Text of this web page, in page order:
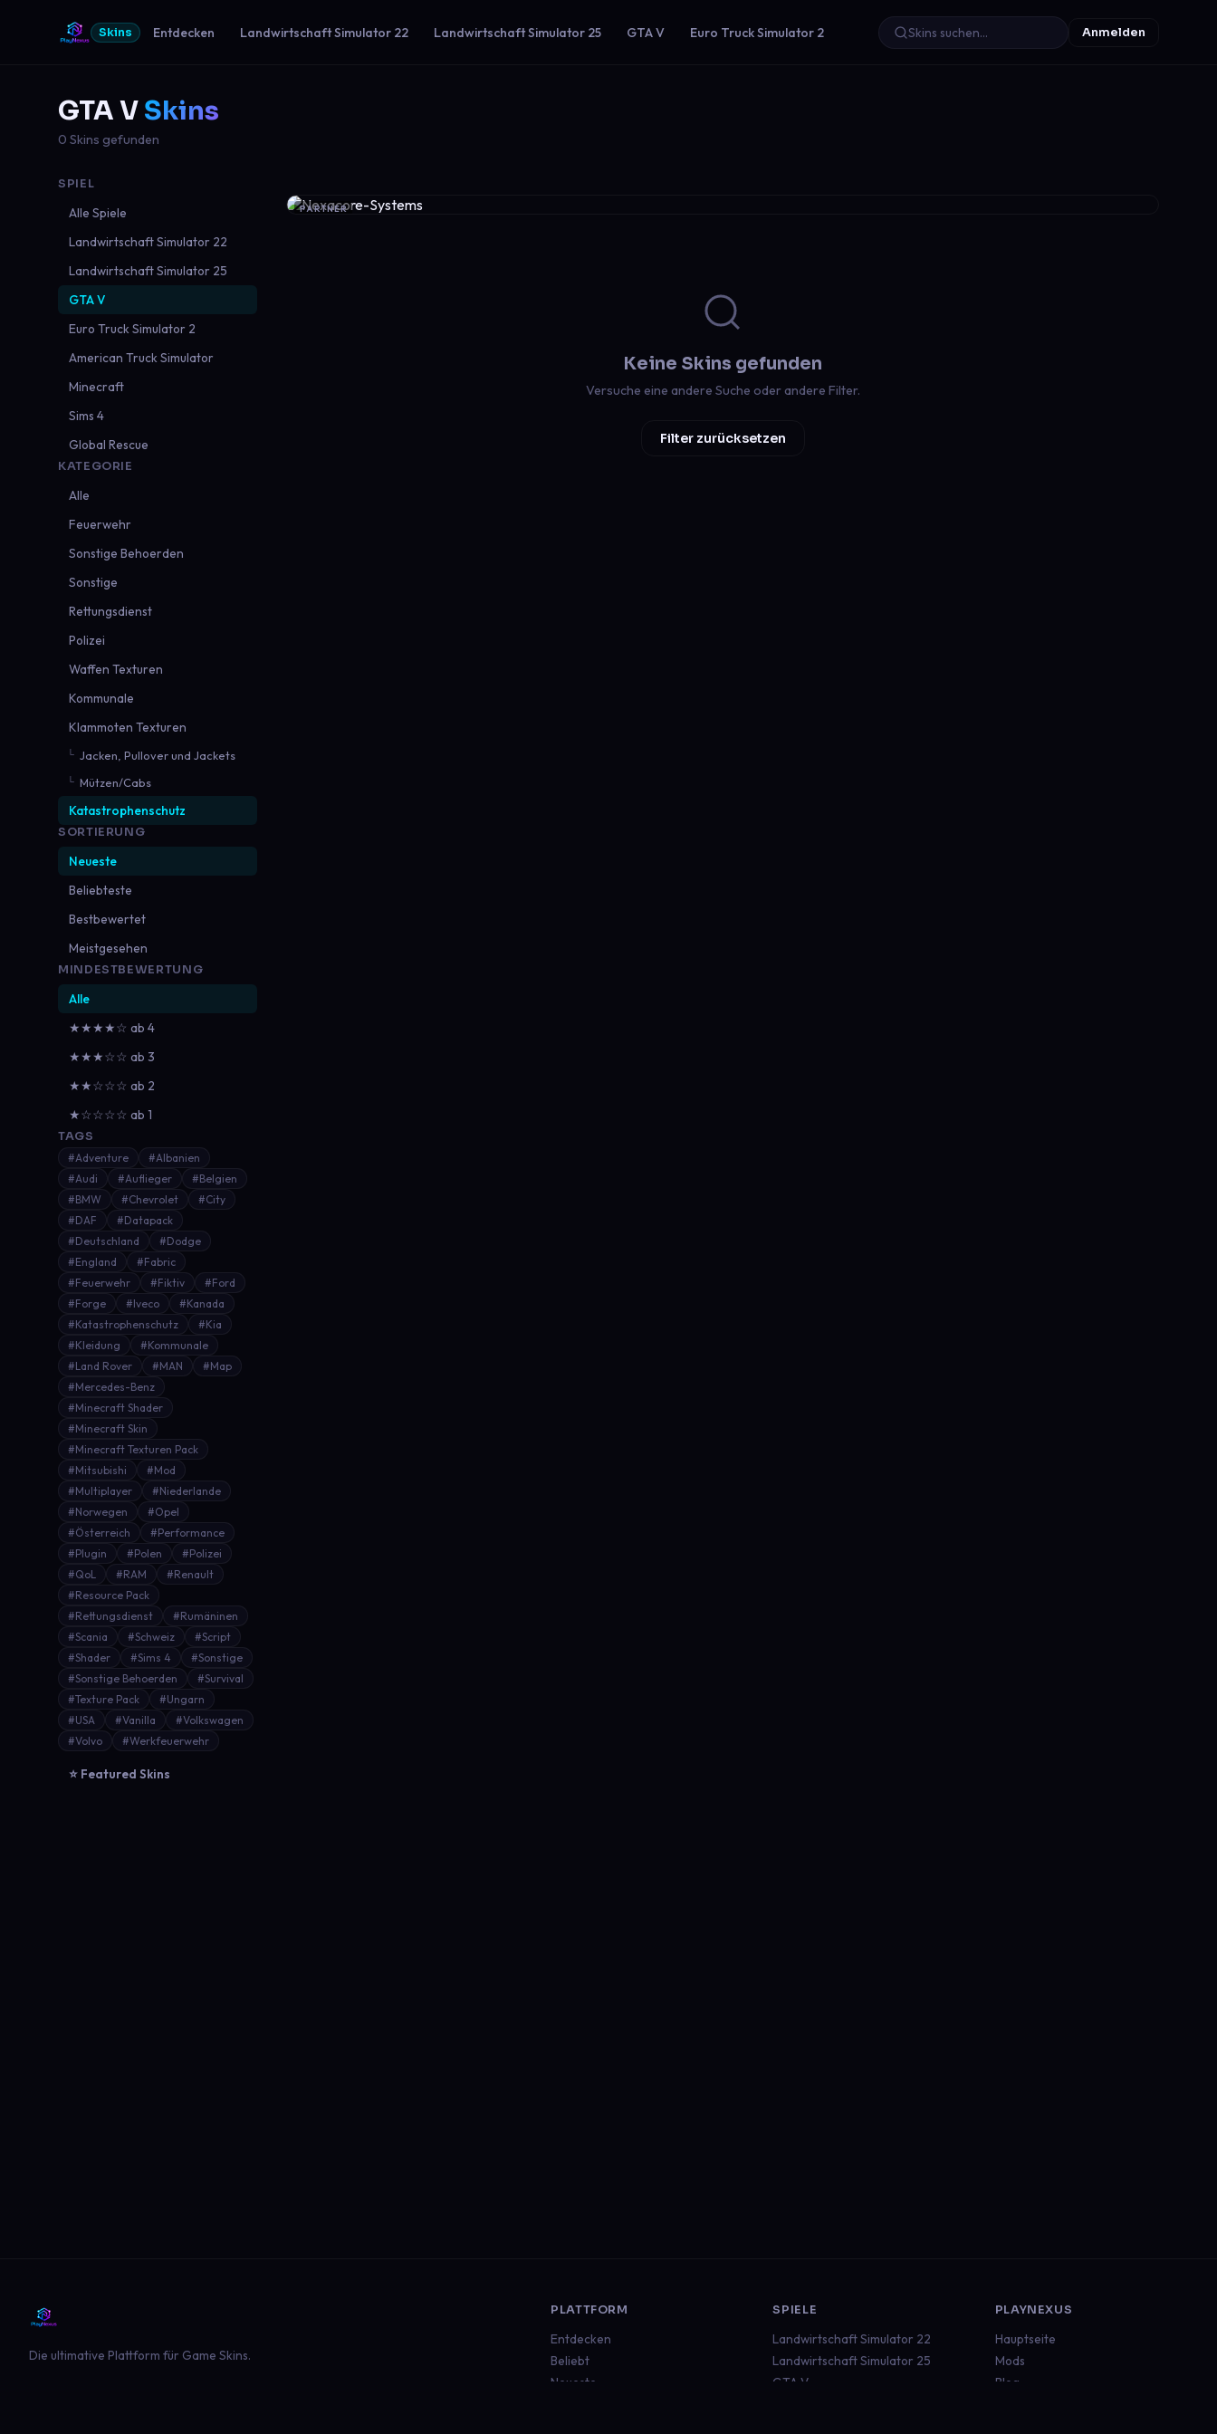
Skins Entdecken Landwirtschaft Simulator 22 Landwirtschaft Simulator 25 GTA V Euro Truck Simulator 2 Anmelden
GTA VSkins
0 Skins gefunden
SPIEL
Alle Spiele
Landwirtschaft Simulator 22
Landwirtschaft Simulator 25
GTA V
Euro Truck Simulator 2
American Truck Simulator
Minecraft
Sims 4
Global Rescue
KATEGORIE
Alle
Feuerwehr
Sonstige Behoerden
Sonstige
Rettungsdienst
Polizei
Waffen Texturen
Kommunale
Klammoten Texturen
Jacken, Pullover und Jackets
Mützen/Cabs
Katastrophenschutz
SORTIERUNG
Neueste
Beliebteste
Bestbewertet
Meistgesehen
MINDESTBEWERTUNG
Alle
★★★★☆ ab 4
★★★☆☆ ab 3
★★☆☆☆ ab 2
★☆☆☆☆ ab 1
TAGS
#Adventure
#Albanien
#Audi
#Auflieger
#Belgien
#BMW
#Chevrolet
#City
#DAF
#Datapack
#Deutschland
#Dodge
#England
#Fabric
#Feuerwehr
#Fiktiv
#Ford
#Forge
#Iveco
#Kanada
#Katastrophenschutz
#Kia
#Kleidung
#Kommunale
#Land Rover
#MAN
#Map
#Mercedes-Benz
#Minecraft Shader
#Minecraft Skin
#Minecraft Texturen Pack
#Mitsubishi
#Mod
#Multiplayer
#Niederlande
#Norwegen
#Opel
#Österreich
#Performance
#Plugin
#Polen
#Polizei
#QoL
#RAM
#Renault
#Resource Pack
#Rettungsdienst
#Rumäninen
#Scania
#Schweiz
#Script
#Shader
#Sims 4
#Sonstige
#Sonstige Behoerden
#Survival
#Texture Pack
#Ungarn
#USA
#Vanilla
#Volkswagen
#Volvo
#Werkfeuerwehr
⭐ Featured Skins
PARTNER
Keine Skins gefunden
Versuche eine andere Suche oder andere Filter.
Filter zurücksetzen
Die ultimative Plattform für Game Skins.
PLATTFORM
Entdecken
Beliebt
Neueste
SPIELE
Landwirtschaft Simulator 22
Landwirtschaft Simulator 25
GTA V
PLAYNEXUS
Hauptseite
Mods
Blog